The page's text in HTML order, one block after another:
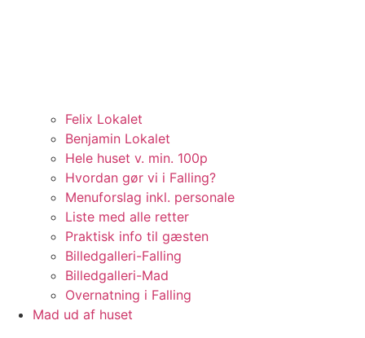
Felix Lokalet
Benjamin Lokalet
Hele huset v. min. 100p
Hvordan gør vi i Falling?
Menuforslag inkl. personale
Liste med alle retter
Praktisk info til gæsten
Billedgalleri-Falling
Billedgalleri-Mad
Overnatning i Falling
Mad ud af huset